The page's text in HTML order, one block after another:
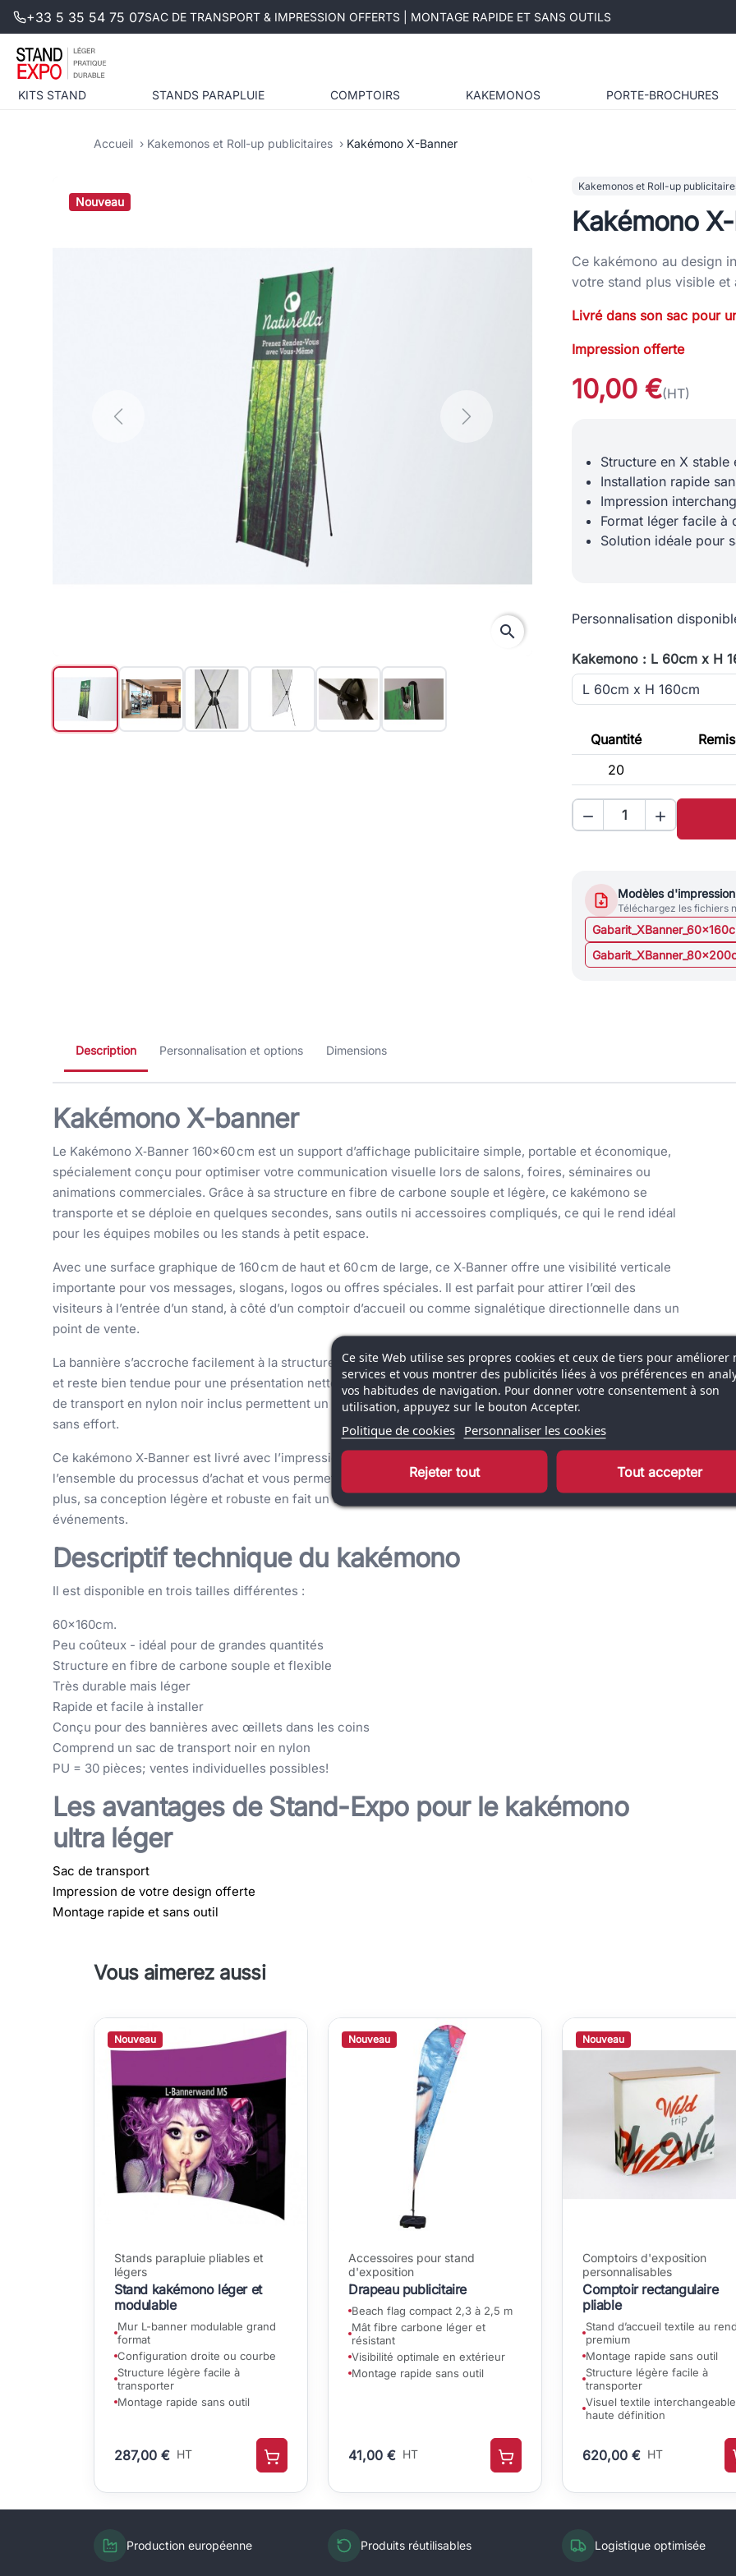
+33 5 35 54 75 07SAC DE TRANSPORT & IMPRESSION OFFERTS | MONTAGE RAPIDE ET SANS OUTILS
KITS STAND STANDS PARAPLUIE COMPTOIRS KAKEMONOS PORTE-BROCHURES
Accueil Kakemonos et Roll-up publicitaires Kakémono X-Banner
Nouveau
Previous Next
search
Kakemonos et Roll-up
Kakémono
Ce kakémono au design
votre stand plus visible
Livré dans son sac pour
Impression offerte
10,00 €(HT)
Structure en X stable
Installation rapide
Impression
Format léger facile à
Solution idéale pour
Personnalisation
Kakemono : L 60cm x H
Quantité
20
 
Modèles d'impression
Téléchargez les fichiers
Description Personnalisation et options Dimensions
Kakémono X-banner
Le Kakémono X‑Banner 160×60 cm est un support d’affichage publicitaire simple, portable et économique,
spécialement conçu pour optimiser votre communication visuelle lors de salons, foires, séminaires ou
animations commerciales. Grâce à sa structure en fibre de carbone souple et légère, ce kakémono se
transporte et se déploie en quelques secondes, sans outils ni accessoires compliqués, ce qui le rend idéal
pour les équipes mobiles ou les stands à petit espace.
Avec une surface graphique de 160 cm de haut et 60 cm de large, ce X‑Banner offre une visibilité verticale
importante pour vos messages, slogans, logos ou offres spéciales. Il est parfait pour attirer l’œil des
visiteurs à l’entrée d’un stand, à côté d’un comptoir d’accueil ou comme signalétique directionnelle dans un
point de vente.
La bannière s’accroche facilement à la structure en forme de croix (X) grâce à des œillets aux quatre coins,
et reste bien tendue pour une présentation nette et professionnelle. Son poids d’environ 0,8 kg et son sac
de transport en nylon noir inclus permettent un transport facile dans des salons ou événements réguliers
sans effort.
Ce kakémono X‑Banner est livré avec l’impression personnalisée de votre visuel offerte, ce qui simplifie
l’ensemble du processus d’achat et vous permet d’obtenir un support prêt à l’emploi dès la réception. De
plus, sa conception légère et robuste en fait un choix économique réutilisable sur de nombreux
événements.
Descriptif technique du kakémono
Il est disponible en trois tailles différentes :
60x160cm.
Peu coûteux - idéal pour de grandes quantités
Structure en fibre de carbone souple et flexible
Très durable mais léger
Rapide et facile à installer
Conçu pour des bannières avec œillets dans les coins
Comprend un sac de transport noir en nylon
PU = 30 pièces; ventes individuelles possibles!
Les avantages de Stand-Expo pour le kakémono
ultra léger
Sac de transport
Impression de votre design offerte
Montage rapide et sans outil
Vous aimerez aussi
Nouveau
Stands parapluie pliables et
légers
Stand kakémono léger et
modulable
Mur L-banner modulable grand
format
Configuration droite ou courbe
Structure légère facile à
transporter
Montage rapide sans outil
287,00 € HT
Nouveau
Accessoires pour stand
d'exposition
Drapeau publicitaire
Beach flag compact 2,3 à 2,5 m
Mât fibre carbone léger et
résistant
Visibilité optimale en extérieur
Montage rapide sans outil
41,00 € HT
Nouveau
Comptoirs d'exposition
personnalisables
Comptoir rectangulaire
pliable
Stand d’accueil textile au
premium
Montage rapide sans outil
Structure légère facile à
transporter
Visuel textile interchangeable
haute définition
620,00 € HT
Production européenne Produits réutilisables Logistique optimisée
Ce site Web utilise ses propres cookies et ceux de tiers pour améliorer
services et vous montrer des publicités liées à vos préférences en
vos habitudes de navigation. Pour donner votre consentement à son
utilisation, appuyez sur le bouton Accepter.
Politique de cookies Personnaliser les cookies
Rejeter tout Tout accepter